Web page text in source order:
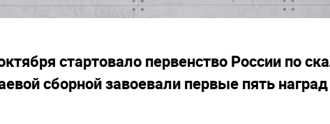
стартовало первенство России по
сборной завоевали первые пять